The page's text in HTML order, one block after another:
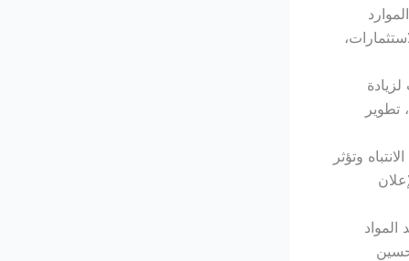
وتؤثر
المواد